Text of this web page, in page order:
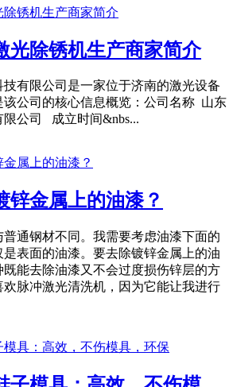
光除锈机生产商家简介
技有限公司是一家位于济南的激光设备
该公司的核心信息概览：公司名称 山东
限公司 成立时间&nbs...
锌金属上的油漆？
普通钢材不同。我需要考虑油漆下面的
表面的油漆。要去除镀锌金属上的油
能去除油漆又不会过度损伤锌层的方
脉冲激光清洗机，因为它能让我进行